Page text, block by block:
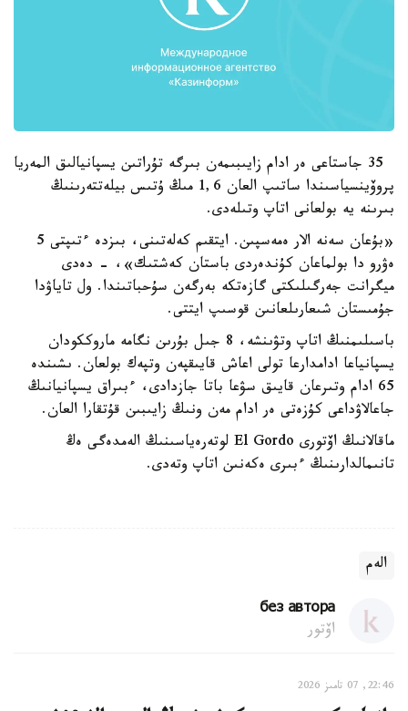
35 جاستاعى ەر ادام زايىبىمەن بىرگە تۇراتىن يسپانيالىق المەريا
پروۆينسياسىندا ساتىپ العان 1,6 مىڭ ۇتىس بيلەتتەرىنىڭ
بىرىنە يە بولعانى اتاپ وتىلەدى.
«بۇعان سەنە الار ەمەسپىن. ايتقىم كەلەتىنى، بىزدە ءتىپتى 5
ەۋرو دا بولماعان كۇندەردى باستان كەشتىك»، - دەدى
ميگرانت جەرگىلىكتى گازەتكە بەرگەن سۇحباتىندا. ول تاياۋدا
جۇمىستان شىعارىلعانىن قوسىپ ايتتى.
باسىلىمنىڭ اتاپ وتۋىنشە، 8 جىل بۇرىن نگامە ماروككودان
يسپانياعا ادامدارعا تولى اعاش قايىقپەن وتپەك بولعان. ىشىندە
65 ادام وتىرعان قايىق سۋعا باتا جازدادى، ءبىراق يسپانيانىڭ
جاعالاۋداعى كۇزەتى ەر ادام مەن ونىڭ زايىبىن قۇتقارا العان.
ماقالانىڭ اۆتورى El Gordo لوتەرەياسىنىڭ الەمدەگى ەڭ
تانىمالدارىنىڭ ءبىرى ەكەنىن اتاپ وتەدى.
الەم
без автора
اۆتور
22:46, 07 تامىز 2026